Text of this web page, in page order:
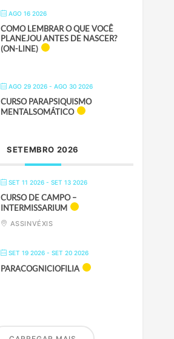
AGO 16 2026
COMO LEMBRAR O QUE VOCÊ
PLANEJOU ANTES DE NASCER?
(ON-LINE)
AGO 29 2026 - AGO 30 2026
CURSO PARAPSIQUISMO
MENTALSOMÁTICO
SETEMBRO 2026
SET 11 2026 - SET 13 2026
CURSO DE CAMPO –
INTERMISSARIUM
ASSINVÉXIS
SET 19 2026 - SET 20 2026
PARACOGNICIOFILIA